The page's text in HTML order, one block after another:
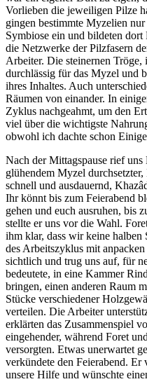
Vorlieben die jeweiligen Pilze
gingen bestimmte Myzelien
Symbiose ein und bildeten
die Netzwerke der Pilzfasern
Arbeiter. Die steinernen Tröge,
durchlässig für das Myzel und
ihres Inhaltes. Auch
Räumen von einander. In
Zyklus nachgeahmt, um den
viel über die wichtigste
obwohl ich dachte schon
Nach der Mittagspause rief
glühendem Myzel
schnell und ausdauernd,
Ihr könnt bis zum Feierabend
gehen und euch ausruhen, bis
stellte er uns vor die Wahl.
ihm klar, dass wir keine halben
des Arbeitszyklus mit
sichtlich und trug uns auf, für
bedeutete, in eine Kammer
bringen, einen anderen Raum
Stücke verschiedener
verteilen. Die Arbeiter
erklärten das Zusammenspiel
eingehender, während Foret
versorgten. Etwas unerwartet
verkündete den Feierabend. Er
unsere Hilfe und wünschte